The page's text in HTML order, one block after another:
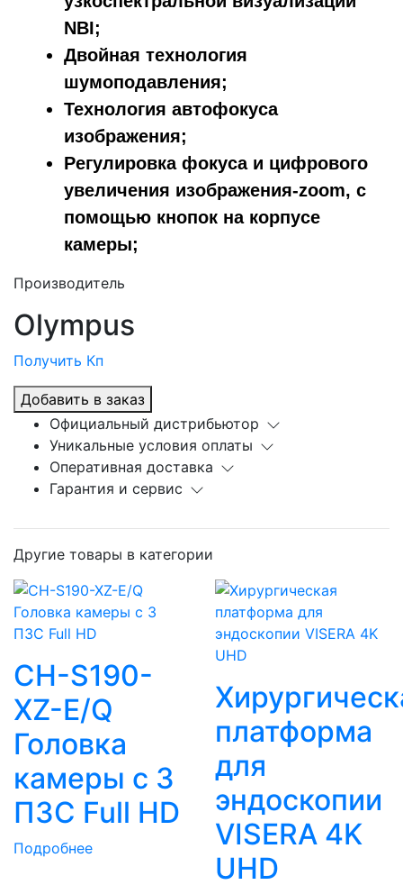
NBI;
Двойная технология
шумоподавления;
Технология автофокуса
изображения;
Регулировка фокуса и цифрового
увеличения изображения-zoom, с
помощью кнопок на корпусе
камеры;
Производитель
Olympus
Получить Кп
Добавить в заказ
Официальный дистрибьютор
Уникальные условия оплаты
Оперативная доставка
Гарантия и сервис
Другие товары в категории
CH-S190-
XZ-E/Q
Головка
камеры с 3
ПЗС Full HD
Подробнее
платформа
для
эндоскопии
VISERA 4K
UHD